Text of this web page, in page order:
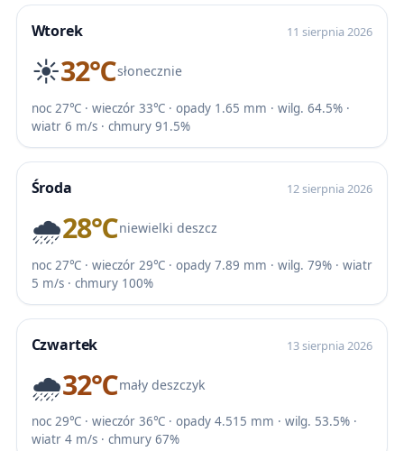
Wtorek 11 sierpnia 2026
☀️32℃słonecznie
noc 27℃ · wieczór 33℃ · opady 1.65 mm · wilg. 64.5% ·
wiatr 6 m/s · chmury 91.5%
Środa 12 sierpnia 2026
🌧️28℃niewielki deszcz
noc 27℃ · wieczór 29℃ · opady 7.89 mm · wilg. 79% · wiatr
5 m/s · chmury 100%
Czwartek 13 sierpnia 2026
🌧️32℃mały deszczyk
noc 29℃ · wieczór 36℃ · opady 4.515 mm · wilg. 53.5% ·
wiatr 4 m/s · chmury 67%